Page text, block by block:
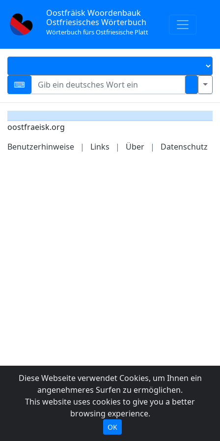
Oostfräisk Woordenbauk
Ostfriesisches Wörterbuch
Wörterbuch fürs Ostfriesische Platt
oostfraeisk.org
Benutzerhinweise
| Links | Über | Datenschutz
Diese Webseite verwendet Cookies, um Ihnen ein
angenehmeres Surfen zu ermöglichen.
This website uses cookies to give you a better
browsing experience.
OK